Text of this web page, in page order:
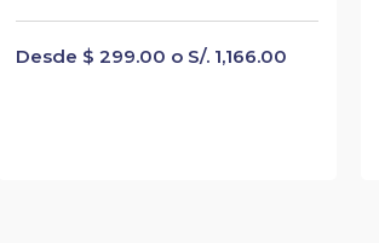
Desde $ 299.00 o S/. 1,166.00